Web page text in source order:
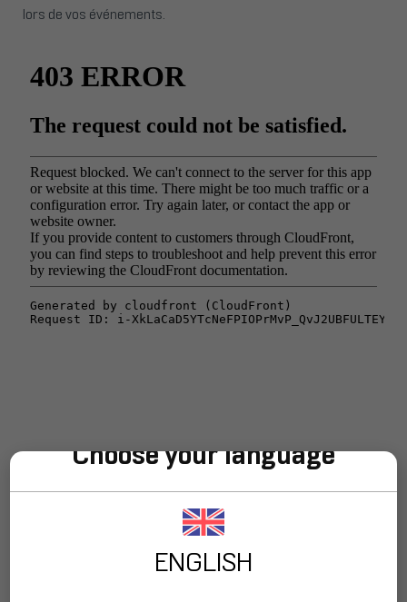
lors de vos événements.
Choose your language
ENGLISH